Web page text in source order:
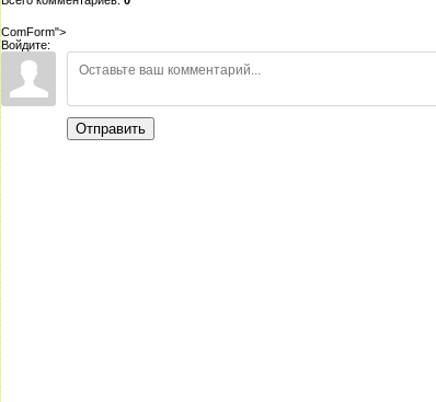
ComForm">
Войдите:
Отправить